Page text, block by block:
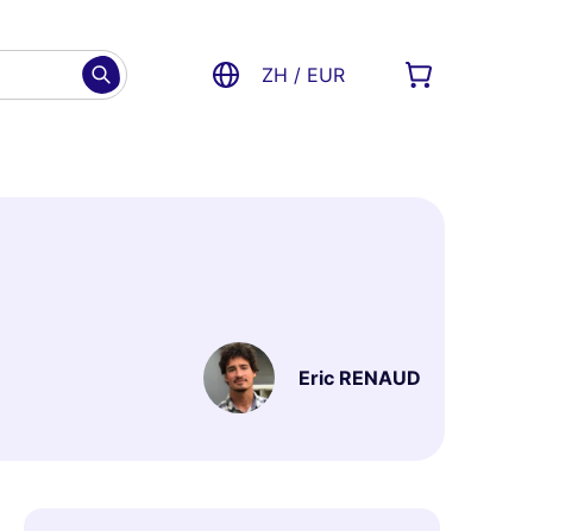
ZH / EUR
Eric RENAUD